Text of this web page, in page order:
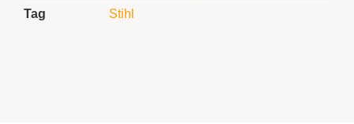
Tag Stihl